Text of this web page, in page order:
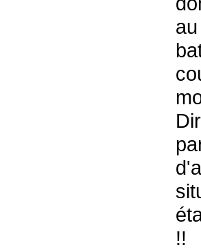
!!